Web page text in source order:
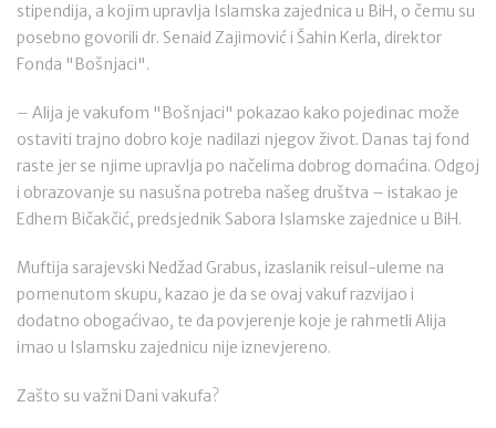
stipendija, a kojim upravlja Islamska zajednica u BiH, o čemu su
posebno govorili dr. Senaid Zajimović i Šahin Kerla, direktor
Fonda "Bošnjaci".
– Alija je vakufom "Bošnjaci" pokazao kako pojedinac može
ostaviti trajno dobro koje nadilazi njegov život. Danas taj fond
raste jer se njime upravlja po načelima dobrog domaćina. Odgoj
i obrazovanje su nasušna potreba našeg društva – istakao je
Edhem Bičakčić, predsjednik Sabora Islamske zajednice u BiH.
Muftija sarajevski Nedžad Grabus, izaslanik reisul-uleme na
pomenutom skupu, kazao je da se ovaj vakuf razvijao i
dodatno obogaćivao, te da povjerenje koje je rahmetli Alija
imao u Islamsku zajednicu nije iznevjereno.
Zašto su važni Dani vakufa?